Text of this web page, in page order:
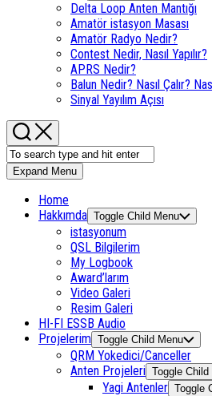
Delta Loop Anten Mantığı
Amatör istasyon Masası
Amatör Radyo Nedir?
Contest Nedir, Nasıl Yapılır?
APRS Nedir?
Balun Nedir? Nasıl Çalır?
Sinyal Yayılım Açısı
Expand Menu
Home
Hakkımda Toggle Child Menu
istasyonum
QSL Bilgilerim
My Logbook
Award’larım
Video Galeri
Resim Galeri
HI-FI ESSB Audio
Projelerim Toggle Child Menu
QRM Yokedici/Canceller
Anten Projeleri Toggle Child
Yagi Antenler Toggle